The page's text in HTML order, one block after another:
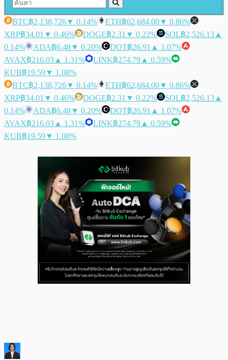
BTC฿2,138,726▼ 0.14% ETH฿62,684.00▼ 0.86%
XRP฿34.01 ▼ 0.46% DOGE฿2.31 ▼ 0.22% SOL฿2,526.13 ▲
0.14%
ADA฿6.48▼ 0.20% DOT฿26.91 ▲ 1.07%
AVAX฿216.03 ▲ 1.31% LINK฿274.79 ▲ 0.59%
KUB฿19.59▼ 1.08%
BTC฿2,138,726▼ 0.14% ETH฿62,684.00▼ 0.86%
XRP฿34.01 ▼ 0.46% DOGE฿2.31 ▼ 0.22% SOL฿2,526.13 ▲
0.14%
ADA฿6.48▼ 0.20% DOT฿26.91 ▲ 1.07%
AVAX฿216.03 ▲ 1.31% LINK฿274.79 ▲ 0.59%
KUB฿19.59▼ 1.08%